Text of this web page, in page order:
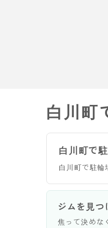
白川町
白川町で
白川町で駐輪
ジムを見つ
焦って決めな